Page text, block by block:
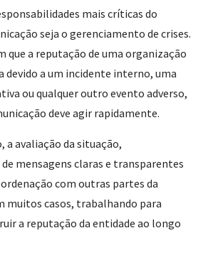
mais críticas do
seja o gerenciamento de crises.
que a reputação de uma organização
devido a um incidente interno, uma
ou qualquer outro evento adverso,
deve agir rapidamente.
avaliação da situação,
mensagens claras e transparentes
com outras partes da
muitos casos, trabalhando para
a reputação da entidade ao longo